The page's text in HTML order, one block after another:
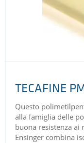
TECAFINE
Questo
alla famiglia delle
buona resistenza ai
Ensinger combina